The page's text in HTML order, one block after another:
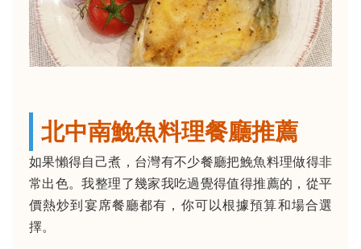
北中南鮸魚料理餐廳推薦
如果懶得自己煮，台灣有不少餐廳把鮸魚料理做得非
常出色。我整理了幾家我吃過覺得值得推薦的，從平
價熱炒到宴席餐廳都有，你可以根據預算和場合選
擇。